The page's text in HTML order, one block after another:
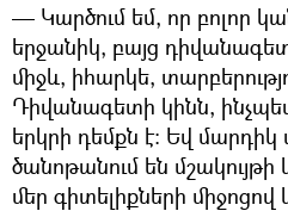
— Կարծում եմ, որ բոլոր
երջանիկ, բայց
միջև, իհարկե,
Դիվանագետի կինն,
երկրի դեմքն է: Եվ մարդիկ
ծանոթանում են
մեր գիտելիքների միջոցով